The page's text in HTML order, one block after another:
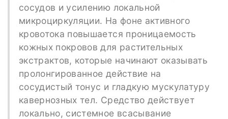
сосудов и усилению локальной
микроциркуляции. На фоне активного
кровотока повышается проницаемость
кожных покровов для растительных
экстрактов, которые начинают оказывать
пролонгированное действие на
сосудистый тонус и гладкую мускулатуру
кавернозных тел. Средство действует
локально, системное всасывание